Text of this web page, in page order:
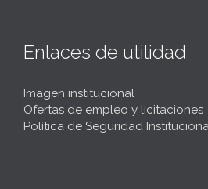
Enlaces de utilidad
Imagen institucional
Ofertas de empleo y licitaciones
Política de Seguridad